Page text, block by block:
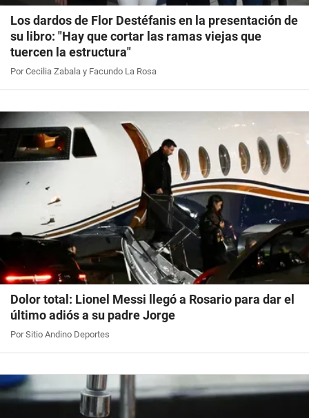
Los dardos de Flor Destéfanis en la presentación de
su libro: "Hay que cortar las ramas viejas que
tuercen la estructura"
Por Cecilia Zabala y Facundo La Rosa
Dolor total: Lionel Messi llegó a Rosario para dar el
último adiós a su padre Jorge
Por Sitio Andino Deportes